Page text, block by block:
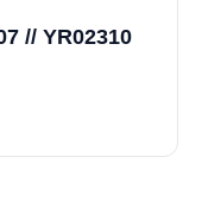
// YR02310